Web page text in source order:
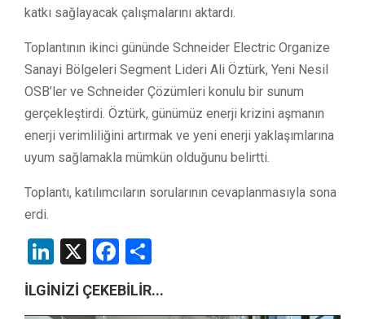
katkı sağlayacak çalışmalarını aktardı.
Toplantının ikinci gününde Schneider Electric Organize
Sanayi Bölgeleri Segment Lideri Ali Öztürk, Yeni Nesil
OSB’ler ve Schneider Çözümleri konulu bir sunum
gerçekleştirdi. Öztürk, günümüz enerji krizini aşmanın
enerji verimliliğini artırmak ve yeni enerji yaklaşımlarına
uyum sağlamakla mümkün olduğunu belirtti.
Toplantı, katılımcıların sorularının cevaplanmasıyla sona
erdi.
LinkedIn
X Facebook
İLGİNİZİ ÇEKEBİLİR...